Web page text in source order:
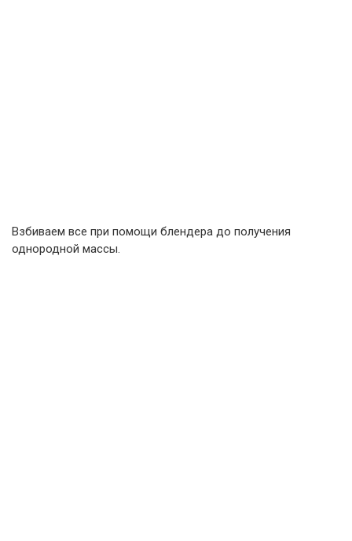
Взбиваем все при помощи блендера до получения
однородной массы.